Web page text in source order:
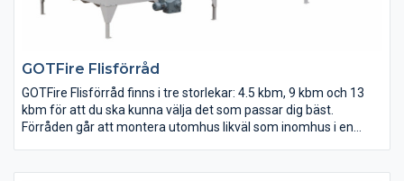
GOTFire Flisförråd
GOTFire Flisförråd finns i tre storlekar: 4.5 kbm, 9 kbm och 13
kbm för att du ska kunna välja det som passar dig bäst.
Förråden går att montera utomhus likväl som inomhus i en